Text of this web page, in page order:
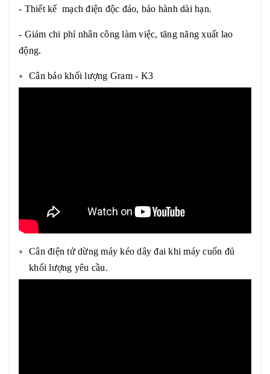
- Thiết kế mạch điện độc đáo, bảo hành dài hạn.
- Giảm chi phí nhân công làm việc, tăng năng xuất lao
động.
Cân báo khối lượng Gram - K3
Cân điện tử dừng máy kéo dây đai khi máy cuốn đủ
khối lượng yêu cầu.